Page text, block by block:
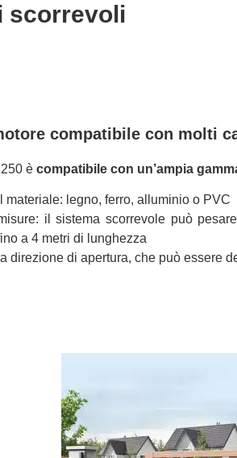
scorrevoli
compatibile con molti
è compatibile con un’ampia
materiale: legno, ferro, alluminio o PVC
il sistema scorrevole può
a 4 metri di lunghezza
la direzione di apertura, che può essere